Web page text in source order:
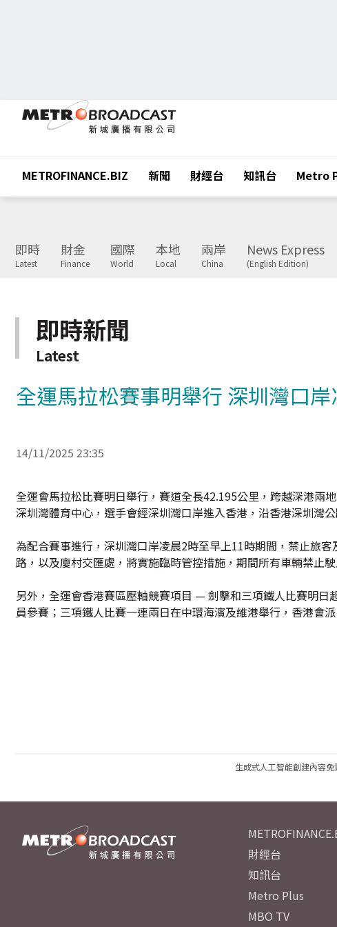
METROFINANCE.BIZ 新聞 財經台 知訊台 Metro
即時
Latest
財金
Finance
國際
World
本地
Local
兩岸
China
News Express
(English Edition)
即時新聞
Latest
全運馬拉松賽事明舉行 深圳灣口
14/11/2025 23:35
全運會馬拉松比賽明日舉行，賽道全長42.195公里，跨越深港兩
深圳灣體育中心，選手會經深圳灣口岸進入香港，沿香港深圳灣
為配合賽事進行，深圳灣口岸凌晨2時至早上11時期間，禁止旅
路，以及廈村交匯處，將實施臨時管控措施，期間所有車輛禁止
另外，全運會香港賽區壓軸競賽項目 — 劍擊和三項鐵人比賽明
員參賽；三項鐵人比賽一連兩日在中環海濱及維港舉行，香港會
生成式人工智能創建內容免
財經台
知訊台
Metro Plus
MBO TV